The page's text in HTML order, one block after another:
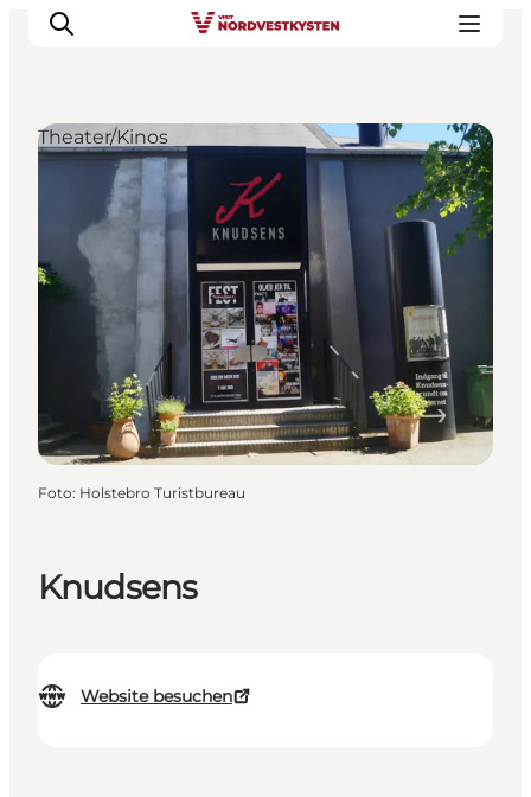
Urlaubsorte
Inspiration
Events
Unterkunft
Mach deine Urlaubsplanung
Knudsens
Website besuchen
Theater/Kinos
Foto: Holstebro Turistbureau